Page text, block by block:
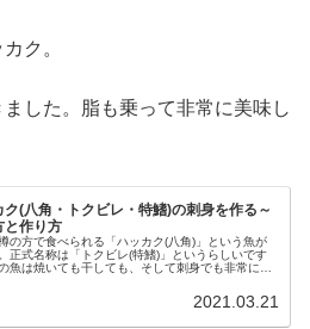
ク。
した。脂も乗って非常に美味し
ク(八角・トクビレ・特鰭)の刺身を作る～
と作り方
の方で食べられる「ハッカク(八角)」という魚が
正式名称は「トクビレ(特鰭)」というらしいです
魚は焼いても干しても、そして刺身でも非常に美
2021.03.21